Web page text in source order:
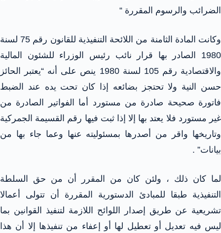
الضرائب والرسوم المقررة “
وكانت المادة الثامنة من اللائحة التنفيذية للقانون رقم 75 لسنة
1980 الصادر بها قرار نائب رئيس الوزراء للشئون المالية
والاقتصادية رقم 105 لسنة 1980 ينص على أنه “يعتبر الحائز
حسن النية ولا تحتجز بضائعه إذا كان تحت يده عند الضبط
فاتورة صحيحة صادرة من مستورد أما الفواتير الصادرة من
غير مستورد فلا يعتد بها إلا إذا ثبت فيها رقم القسيمة الجمركية
وتاريخها واقر من أصدرها بمسئوليته عنها وعما جاء بها من
بيانات” .
لما كان ذلك ، ولئن كان من المقرر أن من حق السلطة
التنفيذية طبقا للمبادئ الدستورية المقررة أن تتولى أعمالا
تشريعية عن طريق إصدار اللوائح اللازمة لتنفيذ القوانين بما
ليس فيه تعديل أو تعطيل لها أو إعفاء من تنفيذها إلا أن هذا